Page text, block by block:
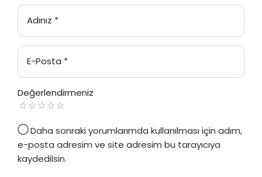
Adınız *
E-Posta *
Değerlendirmeniz
Daha sonraki yorumlarımda kullanılması için adım,
e-posta adresim ve site adresim bu tarayıcıya
kaydedilsin.